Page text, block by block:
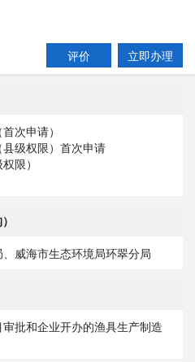
评价 立即办理
次申请）
级权限）首次申请
限）
威海市生态环境局环翠分局
批和企业开办的渔具生产制造